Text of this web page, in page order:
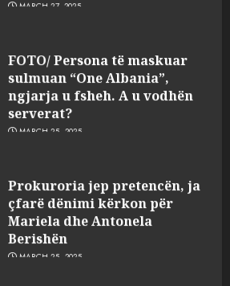
MARCH 27, 2025
FOTO/ Persona të maskuar
sulmuan “One Albania”,
ngjarja u fsheh. A u vodhën
serverat?
MARCH 25, 2025
Prokuroria jep pretencën, ja
çfarë dënimi kërkon për
Mariela dhe Antonela
Berishën
MARCH 25, 2025